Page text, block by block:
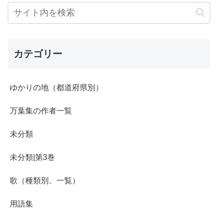
カテゴリー
ゆかりの地（都道府県別）
万葉集の作者一覧
未分類
未分類|第3巻
歌（種類別、一覧）
用語集